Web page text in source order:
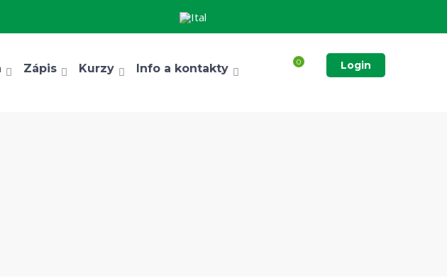
Login
0
Zápis Kurzy Info a kontakty